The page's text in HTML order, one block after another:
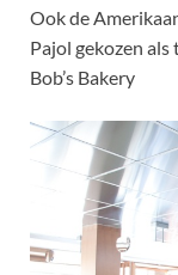
Ook de
Pajol gekozen
Bob’s Bakery